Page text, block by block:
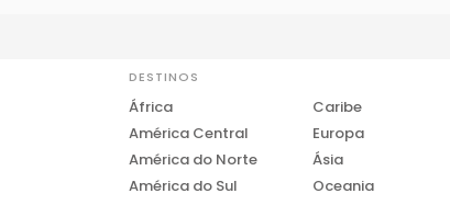
DESTINOS
África
América Central
América do Norte
América do Sul
Caribe
Europa
Ásia
Oceania